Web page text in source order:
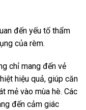
đến yếu tố thẩm
của rèm.
chỉ mang đến vẻ
hiệu quả, giúp căn
mẻ vào mùa hè. Các
đến cảm giác